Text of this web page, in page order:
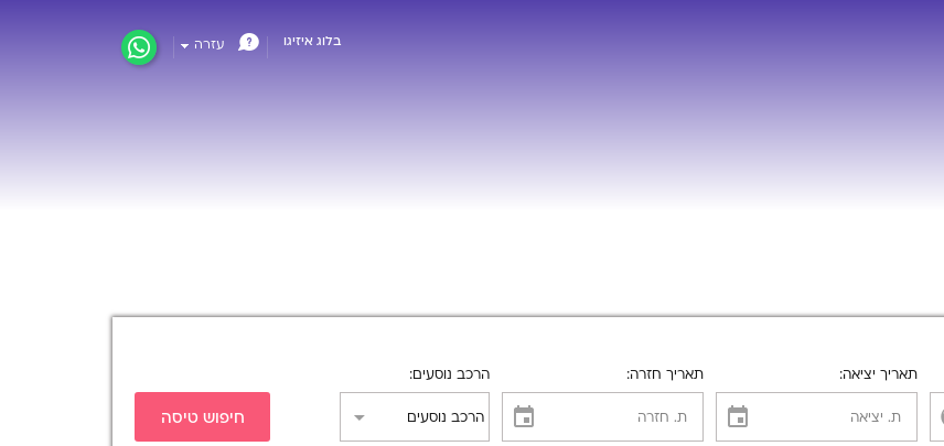
בלוג איזיגו עזרה
תאריך יציאה תאריך חזרה הרכב נוסעים
חיפוש טיסה